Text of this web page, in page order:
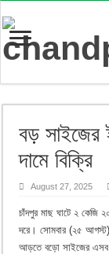
বড় সাইজের
দামে বিক্রি
August 27, 2025
চাঁদপুর মাছ ঘাটে ২ কেজি
দরে। সোমবার (২৫ আগস্ট)
আড়তে বড়ো সাইজের এসব